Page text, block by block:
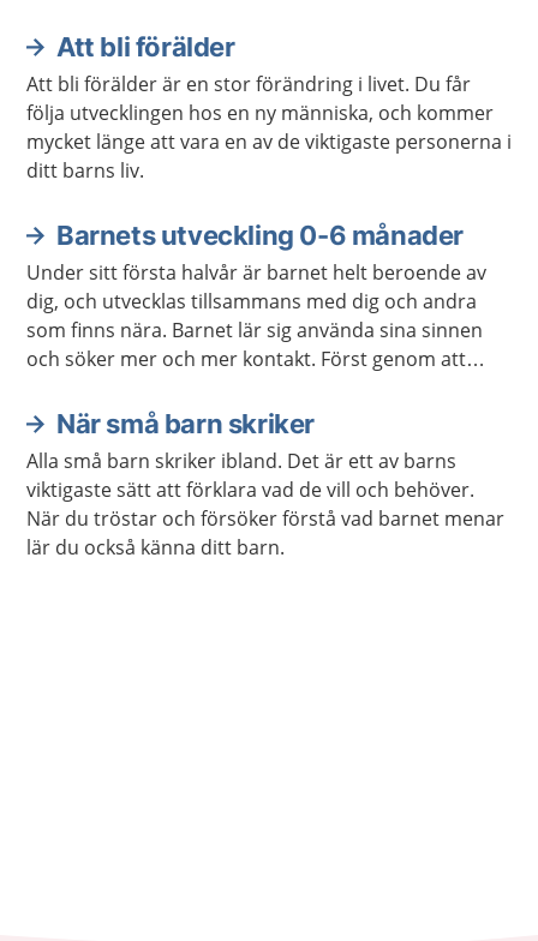
Att bli förälder
Att bli förälder är en stor förändring i livet. Du får
följa utvecklingen hos en ny människa, och kommer
mycket länge att vara en av de viktigaste personerna i
ditt barns liv.
Barnets utveckling 0-6 månader
Under sitt första halvår är barnet helt beroende av
dig, och utvecklas tillsammans med dig och andra
som finns nära. Barnet lär sig använda sina sinnen
och söker mer och mer kontakt. Först genom att
Barnet blir stabilare i kroppen och kan allt mer styra
När små barn skriker
Alla små barn skriker ibland. Det är ett av barns
viktigaste sätt att förklara vad de vill och behöver.
När du tröstar och försöker förstå vad barnet menar
lär du också känna ditt barn.